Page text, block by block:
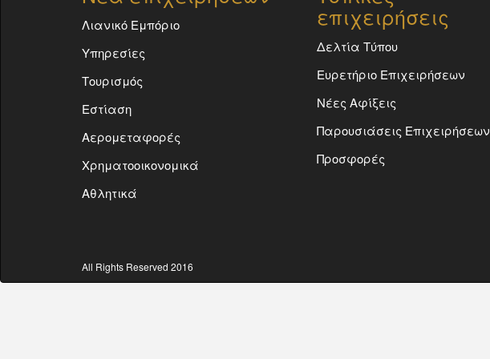
Λιανικό Εμπόριο
Υπηρεσίες
Τουρισμός
Εστίαση
Αερομεταφορές
Χρηματοοικονομικά
Αθλητικά
επιχειρήσεις
Δελτία Τύπου
Ευρετήριο Επιχειρήσεων
Νέες Αφίξεις
Παρουσιάσεις Επιχειρήσεων
Προσφορές
All Rights Reserved 2016